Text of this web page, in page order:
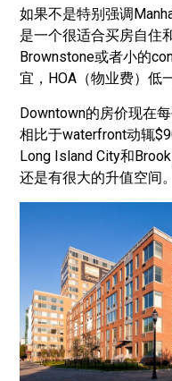
如果不是特别强调
是一个很适合买房自住
Brownstone或者小的
宜，HOA（物业费）低
Downtown的房价现在
相比于waterfront动辄
Long Island City和
还是有很大的升值空间。